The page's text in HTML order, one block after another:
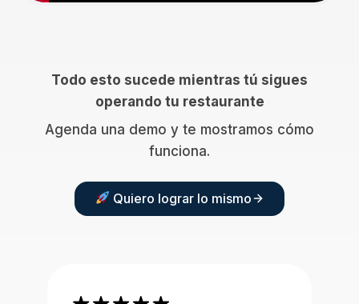
Todo esto sucede mientras tú sigues
operando tu restaurante
Agenda una demo y te mostramos cómo
funciona.
Quiero lograr lo mismo